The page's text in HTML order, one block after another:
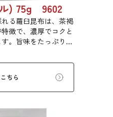
) 75g 9602
る羅臼昆布は、茶褐
徴で、濃厚でコクと
。旨味をたっぷり含
ため、あらゆる用途
。
ちら